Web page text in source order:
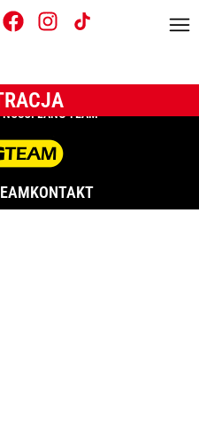
CREATED BY
LANG TEAM
KONTAKT